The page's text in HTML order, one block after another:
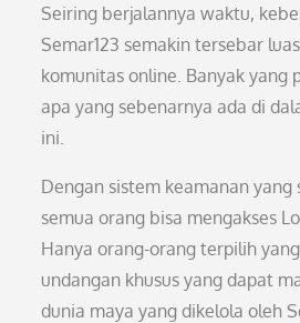
Seiring berjalannya waktu,
Semar123 semakin tersebar
komunitas online. Banyak yang
apa yang sebenarnya ada di
ini.
Dengan sistem keamanan
semua orang bisa mengakses
Hanya orang-orang terpilih
undangan khusus yang dapat
dunia maya yang dikelola oleh